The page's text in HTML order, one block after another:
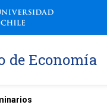
de Economía